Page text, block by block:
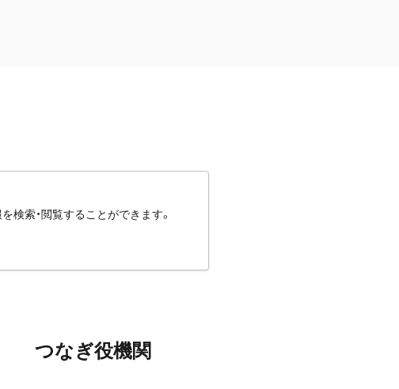
検索・閲覧することができます。
つなぎ役機関